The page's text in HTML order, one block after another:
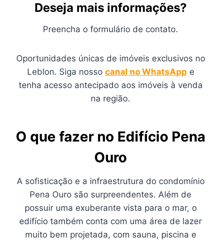
Deseja mais informações?
Preencha o formulário de contato.
Oportunidades únicas de imóveis exclusivos no
Leblon. Siga nosso canal no WhatsApp e
tenha acesso antecipado aos imóveis à venda
na região.
O que fazer no Edifício Pena
Ouro
A sofisticação e a infraestrutura do condomínio
Pena Ouro são surpreendentes. Além de
possuir uma exuberante vista para o mar, o
edifício também conta com uma área de lazer
muito bem projetada, com sauna, piscina e